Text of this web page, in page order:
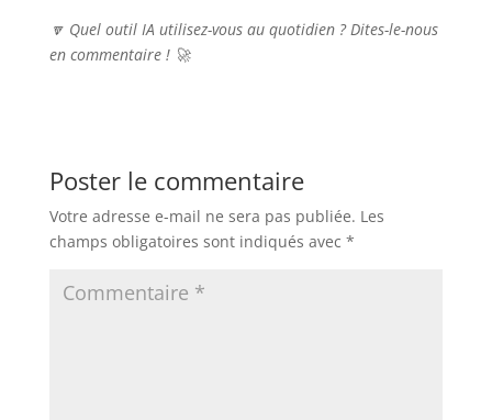
🔽 Quel outil IA utilisez-vous au quotidien ? Dites-le-nous
en commentaire ! 🚀
Poster le commentaire
Votre adresse e-mail ne sera pas publiée. Les
champs obligatoires sont indiqués avec *